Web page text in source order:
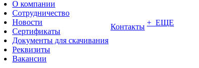
О компании
Сотрудничество
Новости
Сертификаты
Документы для скачивания
Реквизиты
Вакансии
Контакты + ЕЩЕ